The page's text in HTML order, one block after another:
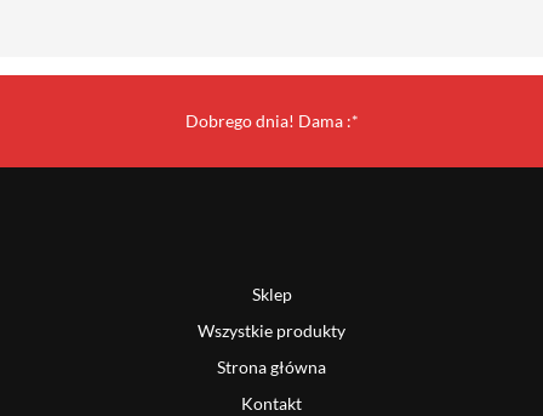
Dobrego dnia! Dama :*
Sklep
Wszystkie produkty
Strona główna
Kontakt